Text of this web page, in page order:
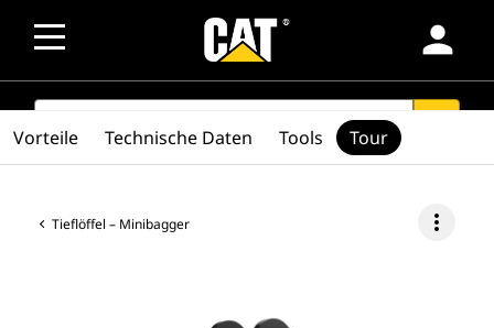
person
SEARCH
Tieflöffel – Minibagger more_vert
Vorteile Technische Daten Tools Tour